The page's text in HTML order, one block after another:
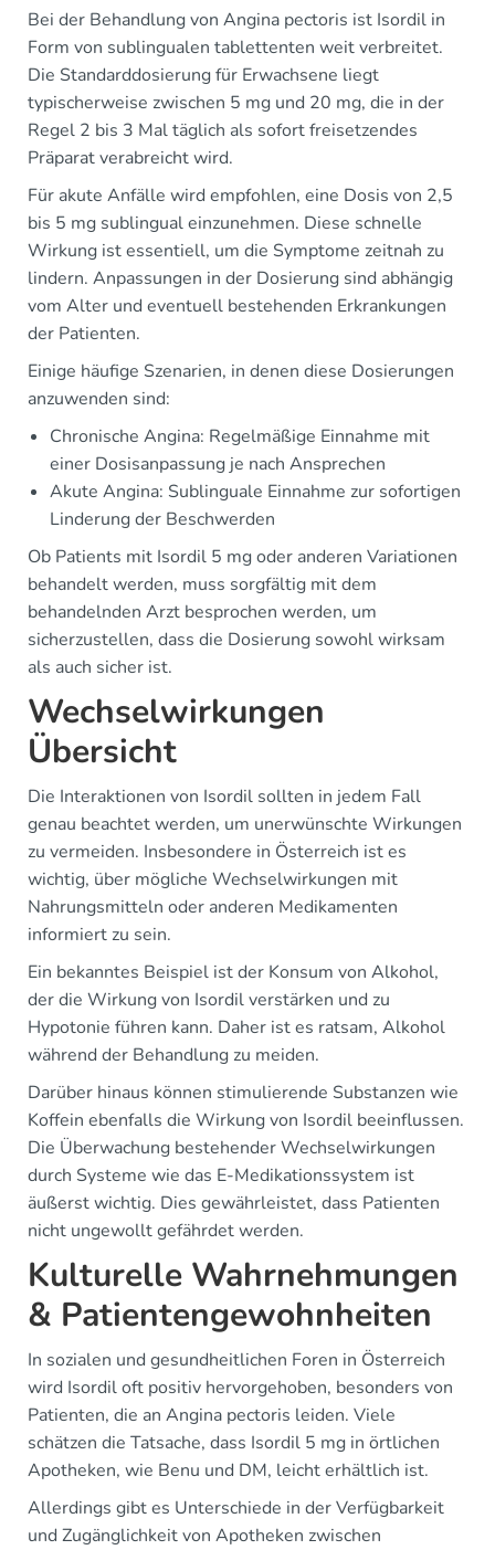
Bei der Behandlung von Angina pectoris ist Isordil in
Form von sublingualen tablettenten weit verbreitet.
Die Standarddosierung für Erwachsene liegt
typischerweise zwischen 5 mg und 20 mg, die in der
Regel 2 bis 3 Mal täglich als sofort freisetzendes
Präparat verabreicht wird.
Für akute Anfälle wird empfohlen, eine Dosis von 2,5
bis 5 mg sublingual einzunehmen. Diese schnelle
Wirkung ist essentiell, um die Symptome zeitnah zu
lindern. Anpassungen in der Dosierung sind abhängig
vom Alter und eventuell bestehenden Erkrankungen
der Patienten.
Einige häufige Szenarien, in denen diese Dosierungen
anzuwenden sind:
Chronische Angina: Regelmäßige Einnahme mit
einer Dosisanpassung je nach Ansprechen
Akute Angina: Sublinguale Einnahme zur sofortigen
Linderung der Beschwerden
Ob Patients mit Isordil 5 mg oder anderen Variationen
behandelt werden, muss sorgfältig mit dem
behandelnden Arzt besprochen werden, um
sicherzustellen, dass die Dosierung sowohl wirksam
als auch sicher ist.
Wechselwirkungen
Übersicht
Die Interaktionen von Isordil sollten in jedem Fall
genau beachtet werden, um unerwünschte Wirkungen
zu vermeiden. Insbesondere in Österreich ist es
wichtig, über mögliche Wechselwirkungen mit
Nahrungsmitteln oder anderen Medikamenten
informiert zu sein.
Ein bekanntes Beispiel ist der Konsum von Alkohol,
der die Wirkung von Isordil verstärken und zu
Hypotonie führen kann. Daher ist es ratsam, Alkohol
während der Behandlung zu meiden.
Darüber hinaus können stimulierende Substanzen wie
Koffein ebenfalls die Wirkung von Isordil beeinflussen.
Die Überwachung bestehender Wechselwirkungen
durch Systeme wie das E-Medikationssystem ist
äußerst wichtig. Dies gewährleistet, dass Patienten
nicht ungewollt gefährdet werden.
Kulturelle Wahrnehmungen
& Patientengewohnheiten
In sozialen und gesundheitlichen Foren in Österreich
wird Isordil oft positiv hervorgehoben, besonders von
Patienten, die an Angina pectoris leiden. Viele
schätzen die Tatsache, dass Isordil 5 mg in örtlichen
Apotheken, wie Benu und DM, leicht erhältlich ist.
Allerdings gibt es Unterschiede in der Verfügbarkeit
und Zugänglichkeit von Apotheken zwischen